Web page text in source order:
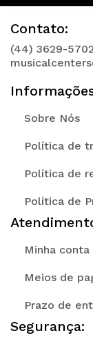
Contato:
(44) 3629-5702
Sobre Nós
Política de
Política de
Política de
Minha conta
Meios de
Prazo de
Segurança: